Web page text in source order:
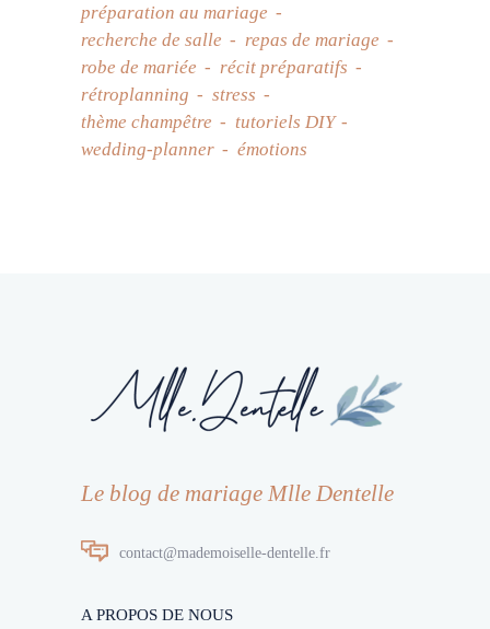
préparation au mariage
recherche de salle
repas de mariage
robe de mariée
récit préparatifs
rétroplanning
stress
thème champêtre
tutoriels DIY
wedding-planner
émotions
Le blog de mariage Mlle Dentelle
contact@mademoiselle-dentelle.fr
A PROPOS DE NOUS